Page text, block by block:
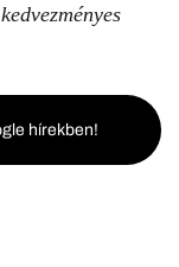
hírekben!